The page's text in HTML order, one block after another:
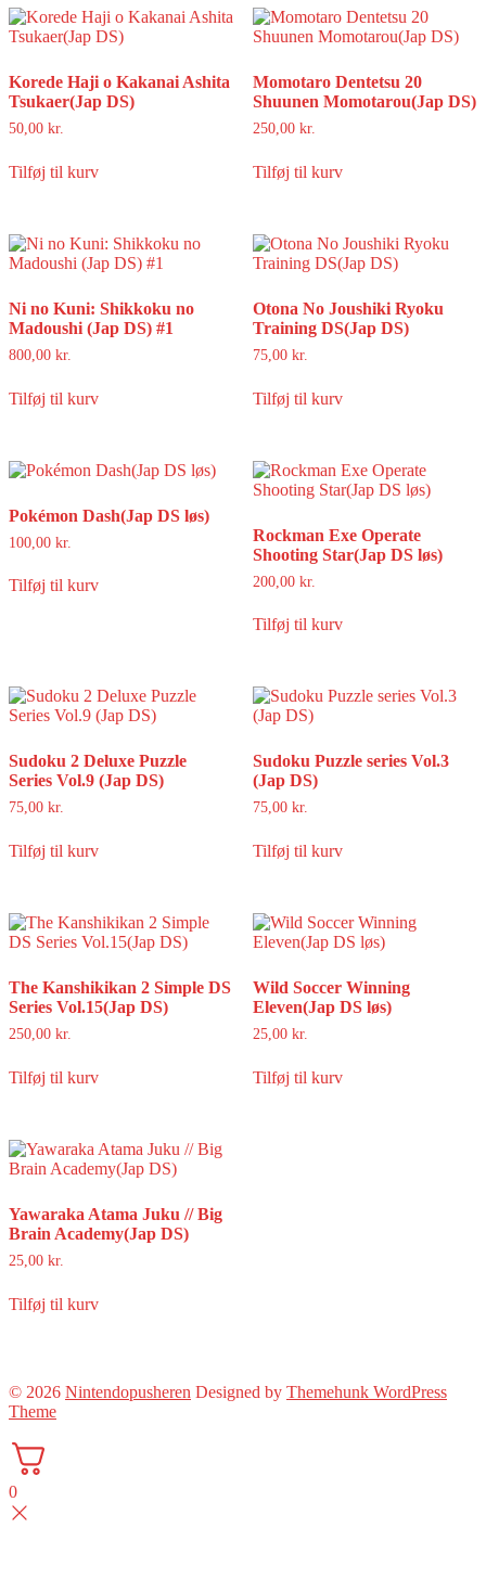
Korede Haji o Kakanai Ashita
Tsukaer(Jap DS)
50,00 kr.
Tilføj til kurv
Momotaro Dentetsu 20
Shuunen Momotarou(Jap DS)
250,00 kr.
Tilføj til kurv
Ni no Kuni: Shikkoku no
Madoushi (Jap DS) #1
800,00 kr.
Tilføj til kurv
Otona No Joushiki Ryoku
Training DS(Jap DS)
75,00 kr.
Tilføj til kurv
Pokémon Dash(Jap DS løs)
100,00 kr.
Tilføj til kurv
Rockman Exe Operate
Shooting Star(Jap DS løs)
200,00 kr.
Tilføj til kurv
Sudoku 2 Deluxe Puzzle
Series Vol.9 (Jap DS)
75,00 kr.
Tilføj til kurv
Sudoku Puzzle series Vol.3
(Jap DS)
75,00 kr.
Tilføj til kurv
The Kanshikikan 2 Simple DS
Series Vol.15(Jap DS)
250,00 kr.
Tilføj til kurv
Wild Soccer Winning
Eleven(Jap DS løs)
25,00 kr.
Tilføj til kurv
Yawaraka Atama Juku // Big
Brain Academy(Jap DS)
25,00 kr.
Tilføj til kurv
© 2026 Nintendopusheren Designed by Themehunk WordPress
Theme
0